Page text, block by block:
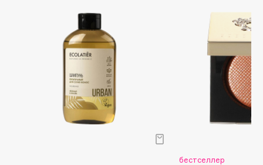
Boadicea The Victorious
бестселлер